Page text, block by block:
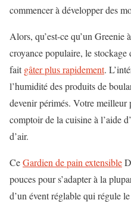
commencer à développer des
Alors, qu’est-ce qu’un Greenie
croyance populaire, le
faitgâter plus rapidement.
l’humidité des produits de
devenir périmés. Votre meilleur
comptoir de la cuisine à l’aide
d’air.
CeGardien de pain extensible
pouces pour s’adapter à la
d’un évent réglable qui régule